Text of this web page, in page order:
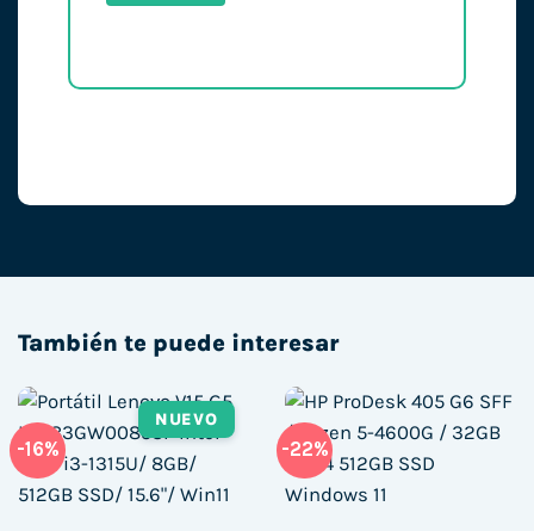
También te puede interesar
-16%
NUEVO
-22%